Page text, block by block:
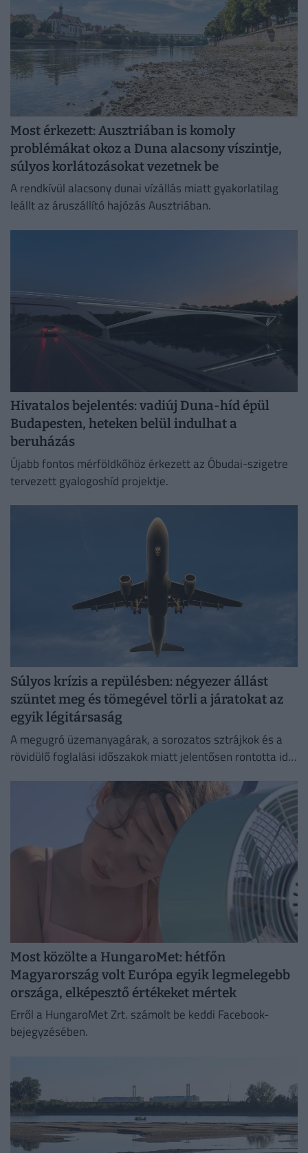
Most érkezett: Ausztriában is komoly
problémákat okoz a Duna alacsony víszintje,
súlyos korlátozásokat vezetnek be
A rendkívül alacsony dunai vízállás miatt gyakorlatilag
leállt az áruszállító hajózás Ausztriában.
Hivatalos bejelentés: vadiúj Duna-híd épül
Budapesten, heteken belül indulhat a
beruházás
Újabb fontos mérföldkőhöz érkezett az Óbudai-szigetre
tervezett gyalogoshíd projektje.
Súlyos krízis a repülésben: négyezer állást
szüntet meg és tömegével törli a járatokat az
egyik légitársaság
A megugró üzemanyagárak, a sorozatos sztrájkok és a
rövidülő foglalási időszakok miatt jelentősen rontotta idei
Most közölte a HungaroMet: hétfőn
Magyarország volt Európa egyik legmelegebb
országa, elképesztő értékeket mértek
Erről a HungaroMet Zrt. számolt be keddi Facebook-
bejegyzésében.